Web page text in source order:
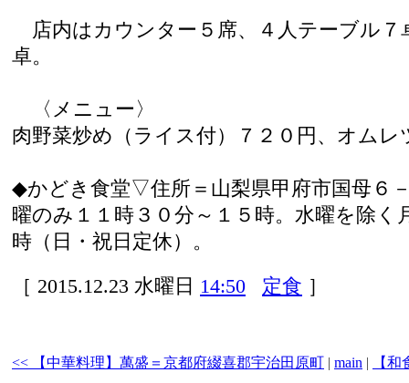
店内はカウンター５席、４人テーブル７
卓。
〈メニュー〉
肉野菜炒め（ライス付）７２０円、オム
◆かどき食堂▽住所＝山梨県甲府市国母６
曜のみ１１時３０分～１５時。水曜を除く
時（日・祝日定休）。
［ 2015.12.23 水曜日 14:50 定食 ］
<< 【中華料理】萬盛＝京都府綴喜郡宇治田原町 | main | 【